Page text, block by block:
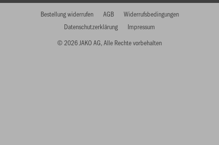
© 2026 JAKO AG, Alle Rechte vorbehalten
Bestellung widerrufen AGB
Widerrufsbedingungen
Datenschutzerklärung
Impressum